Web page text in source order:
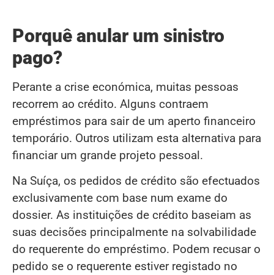
Porquê anular um sinistro
pago?
Perante a crise económica, muitas pessoas
recorrem ao crédito. Alguns contraem
empréstimos para sair de um aperto financeiro
temporário. Outros utilizam esta alternativa para
financiar um grande projeto pessoal.
Na Suíça, os pedidos de crédito são efectuados
exclusivamente com base num exame do
dossier. As instituições de crédito baseiam as
suas decisões principalmente na solvabilidade
do requerente do empréstimo. Podem recusar o
pedido se o requerente estiver registado no